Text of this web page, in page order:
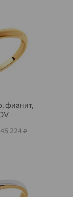
фианит,
45 224₽